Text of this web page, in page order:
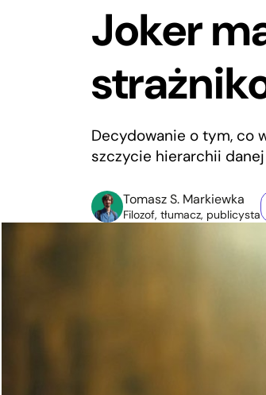
Joker
Decydowanie o tym, co
szczycie hierarchii
Tomasz S. Markiewka
Filozof, tłumacz, publicysta